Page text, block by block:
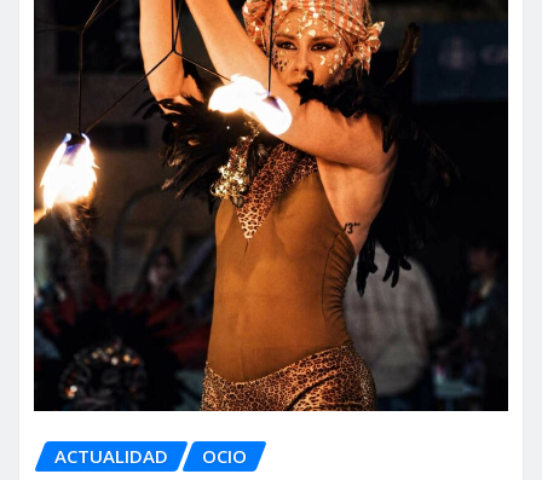
ACTUALIDAD OCIO